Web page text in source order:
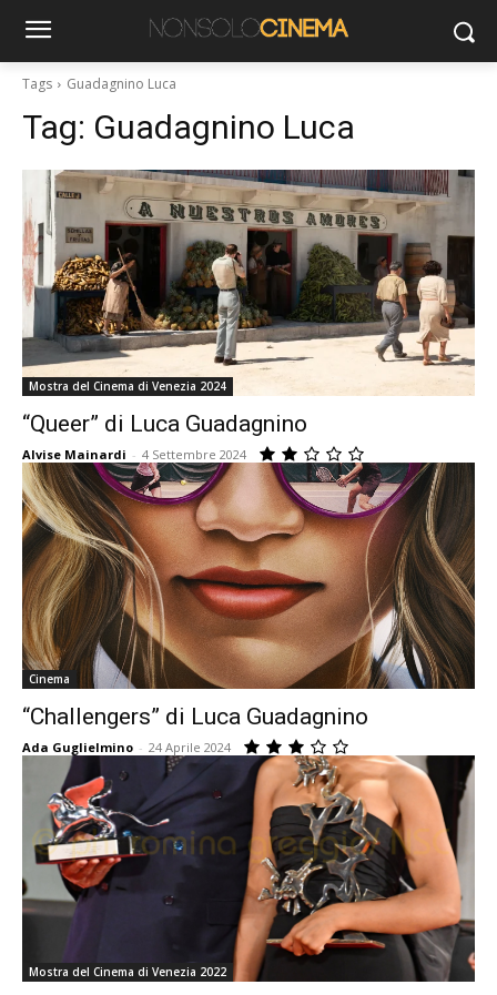
Tags Guadagnino Luca
Tag: Guadagnino Luca
Mostra del Cinema di Venezia 2024
“Queer” di Luca Guadagnino
Alvise Mainardi - 4 Settembre 2024
Cinema
“Challengers” di Luca Guadagnino
Ada Guglielmino - 24 Aprile 2024
Mostra del Cinema di Venezia 2022